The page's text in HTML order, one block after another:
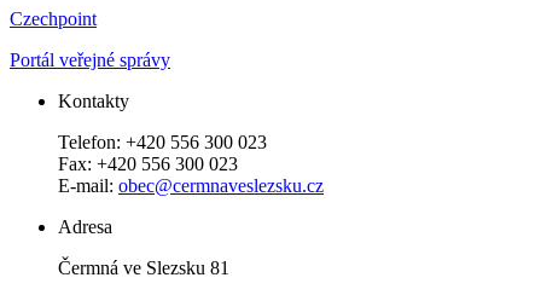
Czechpoint
Portál veřejné správy
Kontakty
Telefon: +420 556 300 023
Fax: +420 556 300 023
E-mail: obec@cermnaveslezsku.cz
Adresa
Čermná ve Slezsku 81